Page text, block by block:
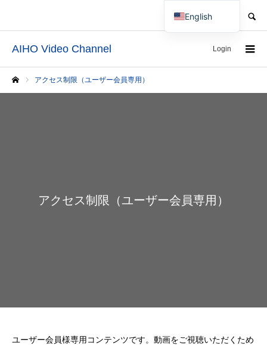
AIHO Video Channel Login
アクセス制限（ユーザー会員専用）
アクセス制限（ユーザー会員専用）
ユーザー会員様専用コンテンツです。動画をご視聴いただくため
English